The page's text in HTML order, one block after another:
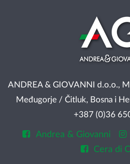
ANDREA & GIOVANNI d.o.o.,
Međugorje / Čitluk, Bosna i
+387 (0)36
Andrea & Giovanni
Cera di